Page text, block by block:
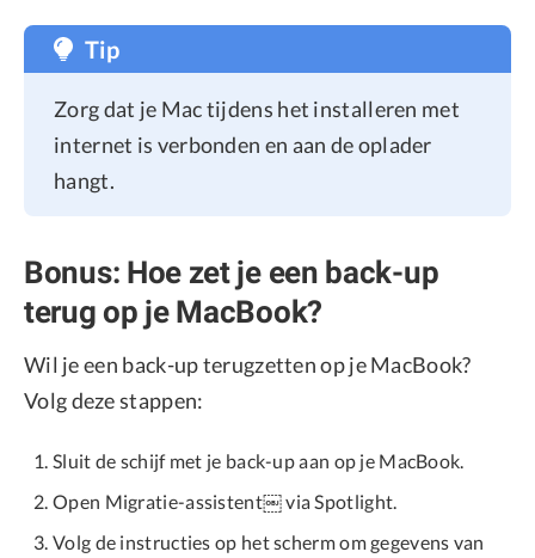
Tip
Zorg dat je Mac tijdens het installeren met
internet is verbonden en aan de oplader
hangt.
Bonus: Hoe zet je een back-up
terug op je MacBook?
Wil je een back-up terugzetten op je MacBook?
Volg deze stappen:
Sluit de schijf met je back-up aan op je MacBook.
Open Migratie-assistent￼ via Spotlight.
Volg de instructies op het scherm om gegevens van